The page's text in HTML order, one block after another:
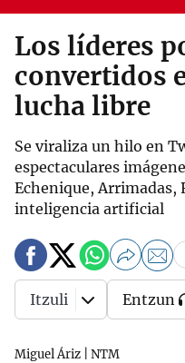
Los líderes
convertidos
lucha libre
Se viraliza un hilo en
espectaculares
Echenique, Arrimadas,
inteligencia artificial
Miguel Áriz | NTM
Itzuli Entzun